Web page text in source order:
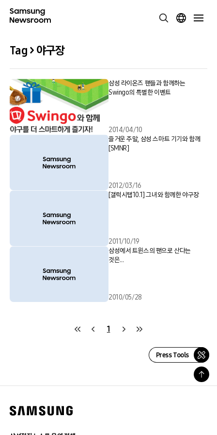
Tag > 야구장
삼성 라이온즈 팬들과 함께하는
Swingo의 특별한 이벤트
2014/04/10
즐거운 주말, 삼성 스마트 기기와 함께
[SMNR]
2012/03/16
[갤럭시탭10.1] 그녀와 함께한 야구장
2011/10/19
삼성에서 트윈스의 팬으로 산다는
것은…
2010/05/28
1
Press Tools